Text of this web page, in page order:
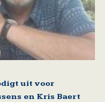
uit voor
en Kris Baert